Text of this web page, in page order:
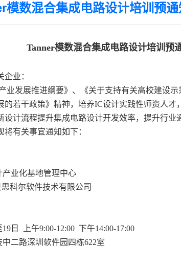
模数混合集成电路设计培训预通
Tanner模数混合集成电路设计培训预
业：
业发展推进纲要》、《关于支持有关高校建设
的若干政策》精神，培养IC设计实践性师资人
计流程提升集成电路设计开发效率，提升行业
有关事宜通知如下：
业化基地管理中心
科尔软件技术有限公司
日 上午9:00-12:00 下午14:00-17:00
二路深圳软件园四栋622室